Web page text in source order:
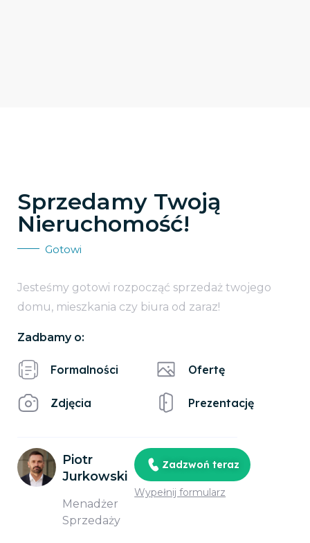
Sprzedamy Twoją
Nieruchomość!
Gotowi
Jesteśmy gotowi rozpocząć sprzedaż twojego
domu, mieszkania czy biura od zaraz!
Zadbamy o:
Formalności
Zdjęcia
Ofertę
Prezentację
Piotr
Jurkowski
Menadżer
Sprzedaży
Zadzwoń teraz
Wypełnij formularz